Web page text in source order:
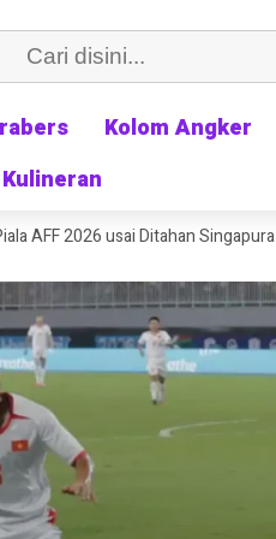
Kolom Angker
Kulineran
Kolom Angker
Kulineran
2026 usai Ditahan Singapura 1-1